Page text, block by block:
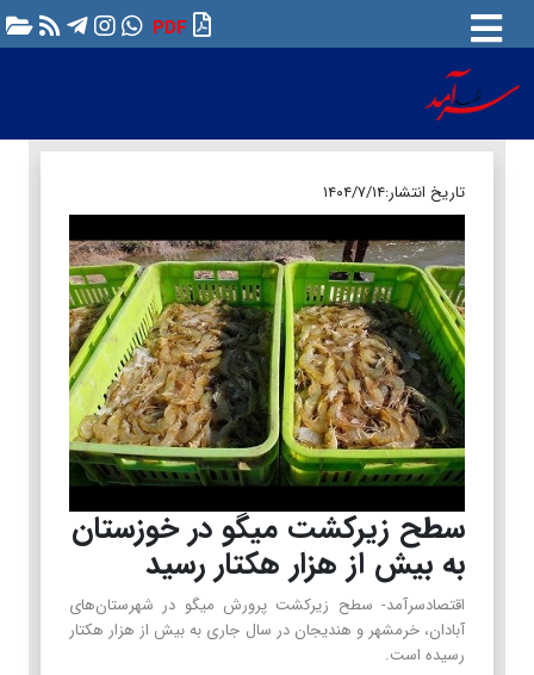
PDF
تاریخ انتشار:۱۴۰۴/۷/۱۴
سطح زیرکشت میگو در خوزستان
به بیش از هزار هکتار رسید
اقتصادسرآمد- سطح زیرکشت پرورش میگو در شهرستان‌های
آبادان، خرمشهر و هندیجان در سال جاری به بیش از هزار هکتار
رسیده است.